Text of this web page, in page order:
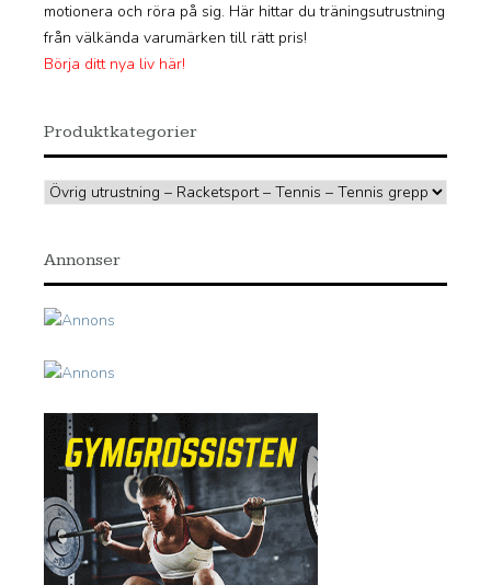
motionera och röra på sig. Här hittar du träningsutrustning
från välkända varumärken till rätt pris!
Börja ditt nya liv här!
Produktkategorier
Annonser